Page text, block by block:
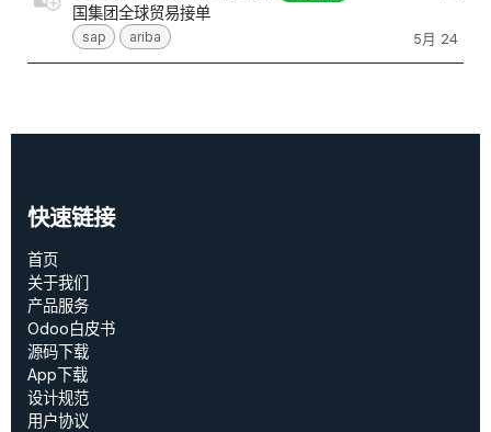
国集团全球贸易接单
sap ariba 5月 24
快速链接
首页
关于我们
产品服务
Odoo白皮书
源码下载
App下载
设计规范
用户协议